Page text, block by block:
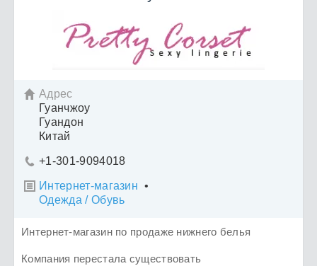
 Адрес
Гуанчжоу
Гуандон
Китай
 +1-301-9094018
 Интернет-магазин •
Одежда / Обувь
Интернет-магазин по продаже нижнего белья
Компания перестала существовать